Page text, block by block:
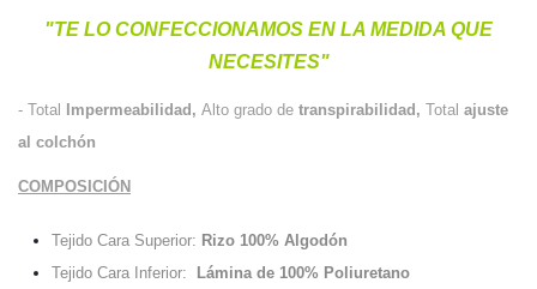
"TE LO CONFECCIONAMOS EN LA MEDIDA QUE
NECESITES"
- Total Impermeabilidad, Alto grado de transpirabilidad, Total ajuste
al colchón
COMPOSICIÓN
Tejido Cara Superior: Rizo 100% Algodón
Tejido Cara Inferior:
Lámina de 100% Poliuretano